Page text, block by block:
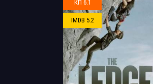
КП 6.1
IMDB 5.2